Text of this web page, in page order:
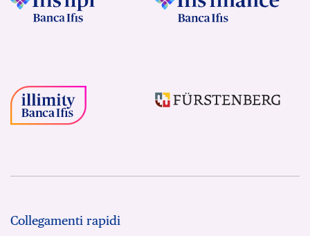
Collegamenti rapidi